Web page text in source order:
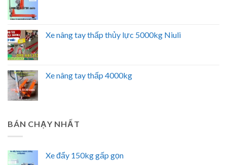
Xe nâng tay thấp thủy lực 5000kg Niuli
Xe nâng tay thấp 4000kg
BÁN CHẠY NHẤT
Xe đẩy 150kg gấp gọn